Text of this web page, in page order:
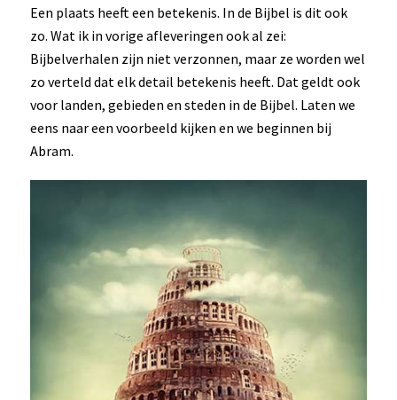
Een plaats heeft een betekenis. In de Bijbel is dit ook
zo. Wat ik in vorige afleveringen ook al zei:
Bijbelverhalen zijn niet verzonnen, maar ze worden wel
zo verteld dat elk detail betekenis heeft. Dat geldt ook
voor landen, gebieden en steden in de Bijbel. Laten we
eens naar een voorbeeld kijken en we beginnen bij
Abram.